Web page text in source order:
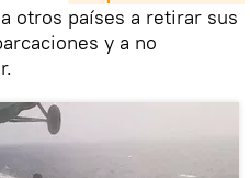
otros países a retirar sus
y a no